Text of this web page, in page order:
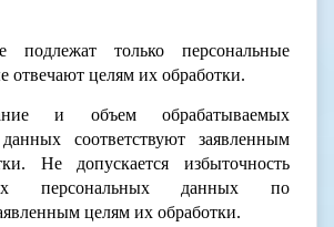
подлежат только персональные
отвечают целям их обработки.
и объем обрабатываемых
соответствуют заявленным
Не допускается избыточность
персональных данных по
целям их обработки.